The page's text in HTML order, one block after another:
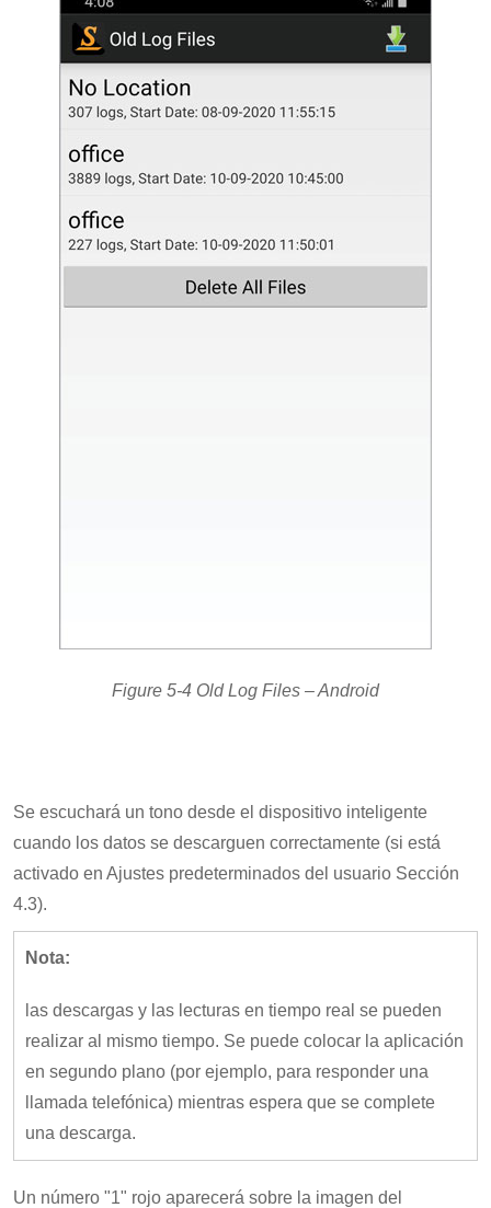
Figure 5-4 Old Log Files – Android
Se escuchará un tono desde el dispositivo inteligente
cuando los datos se descarguen correctamente (si está
activado en Ajustes predeterminados del usuario Sección
4.3).
Nota:
las descargas y las lecturas en tiempo real se pueden
realizar al mismo tiempo. Se puede colocar la aplicación
en segundo plano (por ejemplo, para responder una
llamada telefónica) mientras espera que se complete
una descarga.
Un número "1" rojo aparecerá sobre la imagen del